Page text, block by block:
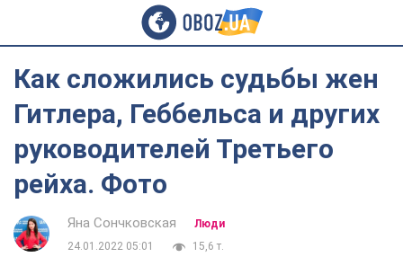
Как сложились судьбы жен
Гитлера, Геббельса и других
руководителей Третьего
рейха. Фото
Яна Сончковская
Люди
24.01.2022 05:01
15,6 т.